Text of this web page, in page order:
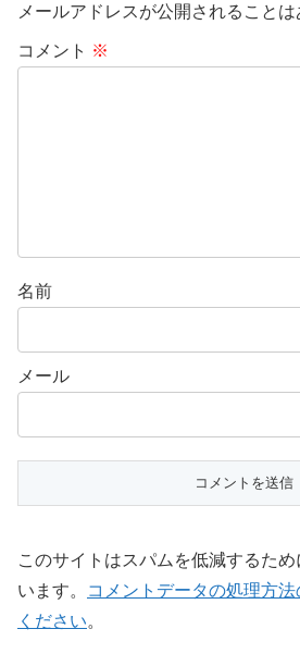
メールアドレスが公開されることは
コメント ※
名前
メール
このサイトはスパムを低減するた
います。
コメントデータの処理方
ください。